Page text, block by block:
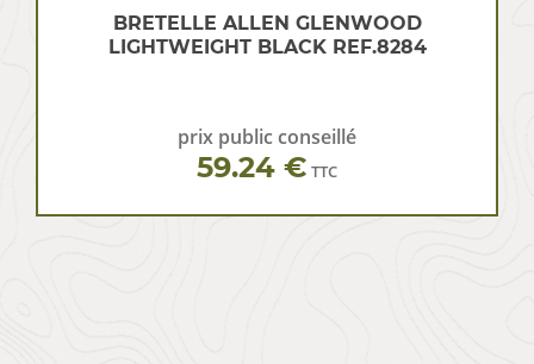
BRETELLE ALLEN GLENWOOD
LIGHTWEIGHT BLACK REF.8284
prix public conseillé
59.24 € TTC